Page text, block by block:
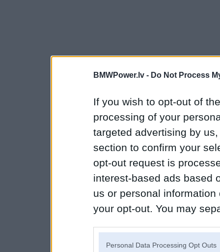
BMWPower.lv - Do Not Process
If you wish to opt-out of
processing of your
targeted advertising by
section to confirm your
opt-out request is
interest-based ads based
us or personal
your opt-out. You may
Personal Data Processing Opt Outs